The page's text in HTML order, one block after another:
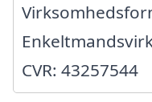
CVR: 43257544